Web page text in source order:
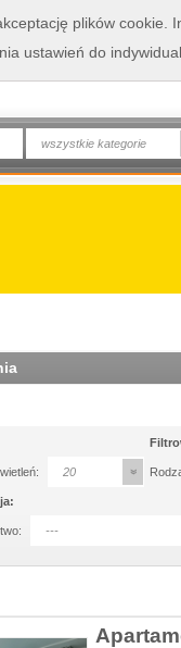
wszystkie kategorie
20
---
plików cookie.
ustawień do